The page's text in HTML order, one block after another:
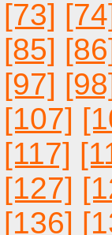
[73]
[85]
[97]
[107]
[117]
[127]
[136]